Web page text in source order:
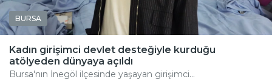
BURSA
Kadın girişimci devlet desteğiyle kurduğu
atölyeden dünyaya açıldı
Bursa'nın İnegöl ilçesinde yaşayan girişimci...